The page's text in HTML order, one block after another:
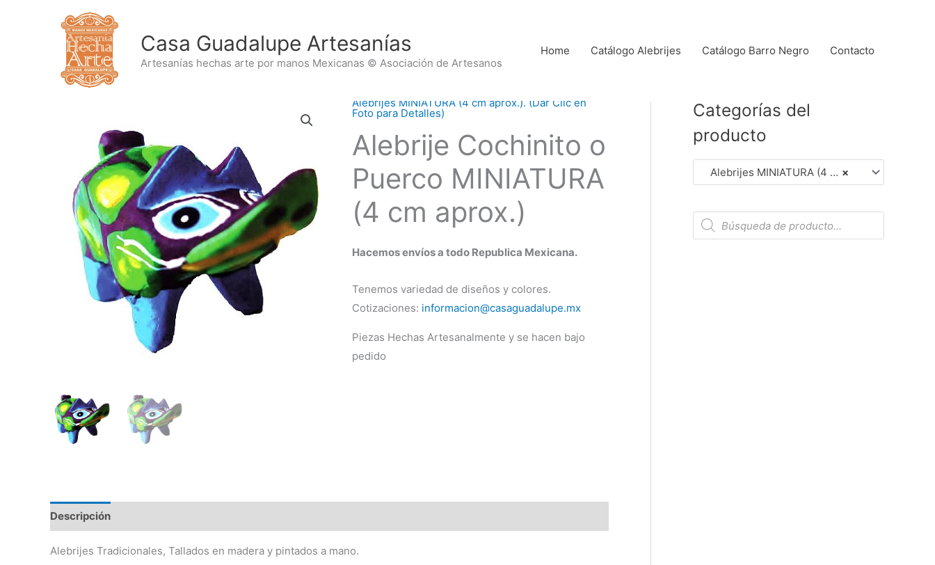
Casa Guadalupe Artesanías
Artesanías hechas arte por manos Mexicanas © Asociación de Artesanos
Home Catálogo Alebrijes Catálogo Barro Negro Contacto
Alebrijes MINIATURA (4 cm aprox.). (Dar Clic en
Foto para Detalles)
Alebrije Cochinito o
Puerco MINIATURA
(4 cm aprox.)
Hacemos envíos a todo Republica Mexicana.
Tenemos variedad de diseños y colores.
Cotizaciones: informacion@casaguadalupe.mx
Piezas Hechas Artesanalmente y se hacen bajo
pedido
Descripción
Alebrijes Tradicionales, Tallados en madera y pintados a mano.
Categorías del
producto
×
Alebrijes MINIATURA (4 cm aprox.). (Dar Clic en Foto para Detalles)
B
s